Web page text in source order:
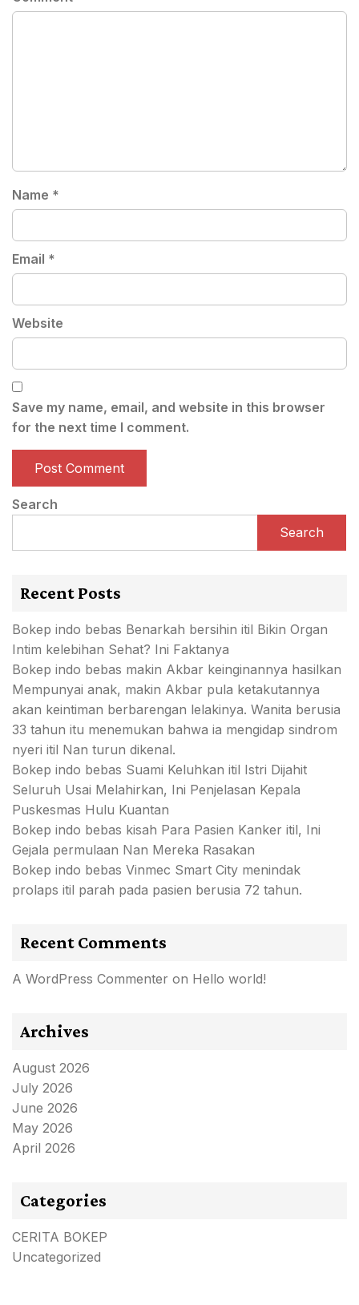
Name *
Email *
Website
Save my name, email, and website in this browser
for the next time I comment.
Search
Search
Recent Posts
Bokep indo bebas Benarkah bersihin itil Bikin Organ
Intim kelebihan Sehat? Ini Faktanya
Bokep indo bebas makin Akbar keinginannya hasilkan
Mempunyai anak, makin Akbar pula ketakutannya
akan keintiman berbarengan lelakinya. Wanita berusia
33 tahun itu menemukan bahwa ia mengidap sindrom
nyeri itil Nan turun dikenal.
Bokep indo bebas Suami Keluhkan itil Istri Dijahit
Seluruh Usai Melahirkan, Ini Penjelasan Kepala
Puskesmas Hulu Kuantan
Bokep indo bebas kisah Para Pasien Kanker itil, Ini
Gejala permulaan Nan Mereka Rasakan
Bokep indo bebas Vinmec Smart City menindak
prolaps itil parah pada pasien berusia 72 tahun.
Recent Comments
A WordPress Commenter on Hello world!
Archives
August 2026
July 2026
June 2026
May 2026
April 2026
Categories
CERITA BOKEP
Uncategorized